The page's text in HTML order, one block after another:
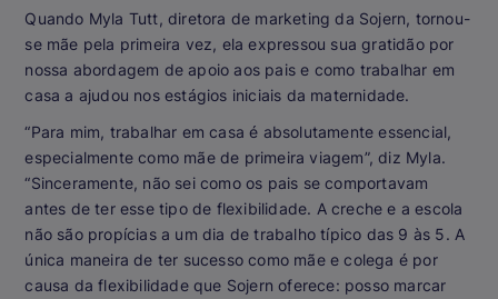
Quando Myla Tutt, diretora de marketing da Sojern, tornou-
se mãe pela primeira vez, ela expressou sua gratidão por
nossa abordagem de apoio aos pais e como trabalhar em
casa a ajudou nos estágios iniciais da maternidade.
“Para mim, trabalhar em casa é absolutamente essencial,
especialmente como mãe de primeira viagem”, diz Myla.
“Sinceramente, não sei como os pais se comportavam
antes de ter esse tipo de flexibilidade. A creche e a escola
não são propícias a um dia de trabalho típico das 9 às 5. A
única maneira de ter sucesso como mãe e colega é por
causa da flexibilidade que Sojern oferece: posso marcar